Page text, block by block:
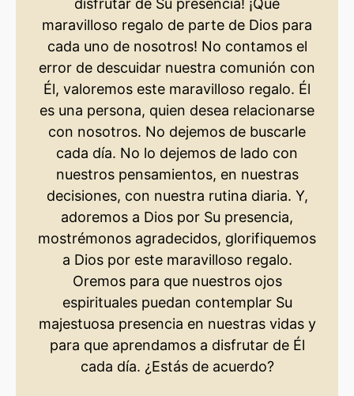
disfrutar de Su presencia! ¡Qué
maravilloso regalo de parte de Dios para
cada uno de nosotros! No contamos el
error de descuidar nuestra comunión con
Él, valoremos este maravilloso regalo. Él
es una persona, quien desea relacionarse
con nosotros. No dejemos de buscarle
cada día. No lo dejemos de lado con
nuestros pensamientos, en nuestras
decisiones, con nuestra rutina diaria. Y,
adoremos a Dios por Su presencia,
mostrémonos agradecidos, glorifiquemos
a Dios por este maravilloso regalo.
Oremos para que nuestros ojos
espirituales puedan contemplar Su
majestuosa presencia en nuestras vidas y
para que aprendamos a disfrutar de Él
cada día. ¿Estás de acuerdo?